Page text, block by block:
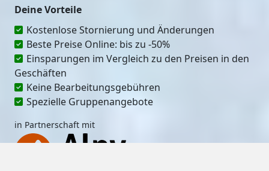
Deine Vorteile
Kostenlose Stornierung und Änderungen
Beste Preise Online: bis zu -50%
Einsparungen im Vergleich zu den Preisen in den
Geschäften
Keine Bearbeitungsgebühren
Spezielle Gruppenangebote
in Partnerschaft mit